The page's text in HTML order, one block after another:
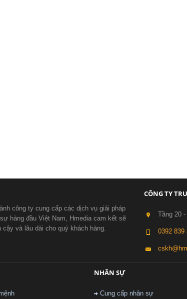
công ty cung cấp các dịch vụ giải pháp
hàng đầu Việt Nam, Hmedia cam kết sẽ
và lâu dài cho quý khách hàng.
CÔNG TY
Tầng 20
0392 839
NHÂN SỰ
Cung cấp nhân sự